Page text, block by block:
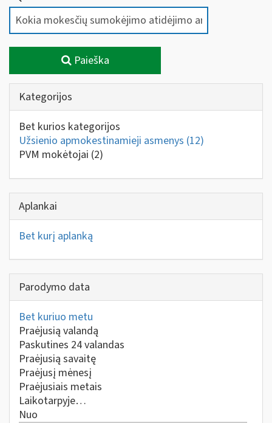
Paieška
Kategorijos
Bet kurios kategorijos
Užsienio apmokestinamieji asmenys (12)
PVM mokėtojai (2)
Aplankai
Bet kurį aplanką
Parodymo data
Bet kuriuo metu
Praėjusią valandą
Paskutines 24 valandas
Praėjusią savaitę
Praėjusį mėnesį
Praėjusiais metais
Laikotarpyje…
Nuo